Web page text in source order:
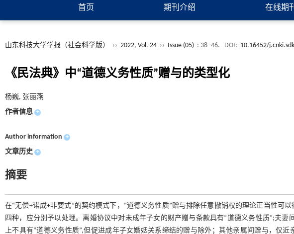
首页 期刊介绍 在线期
山东科技大学学报（社会科学版） ›› 2022, Vol. 24 ›› Issue (05) : 38 -46. DOI: 10.16452/
《民法典》中“道德义务性质”赠与的类型化
杨巍, 张丽燕
作者信息 +
Author information +
文章历史 +
摘要
在“无偿+诺成+非要式”的契约模式下，“道德义务性质”赠与排除任意撤销权的理论正当性可
四种，应分别予以处理。离婚协议中对未成年子女的财产赠与条款具有“道德义务性质”;夫妻
上不具有“道德义务性质”,但促进成年子女婚姻关系缔结的赠与除外；其他亲属间赠与，仅